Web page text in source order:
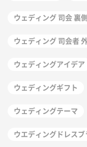
ウェディング 司会 裏側
ウェディング 司会者
ウェディングアイデア
ウェディングギフト
ウェディングテーマ
ウエディングドレスブ